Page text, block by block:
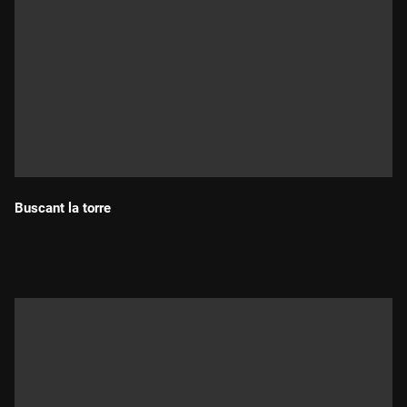
Buscant la torre